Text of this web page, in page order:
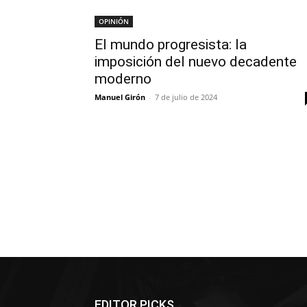
OPINIÓN
El mundo progresista: la
imposición del nuevo decadente
moderno
Manuel Girón - 7 de julio de 2024